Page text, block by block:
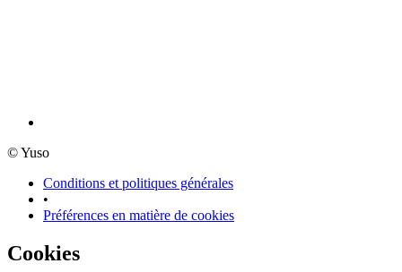
© Yuso
Conditions et politiques générales
•
Préférences en matière de cookies
Cookies